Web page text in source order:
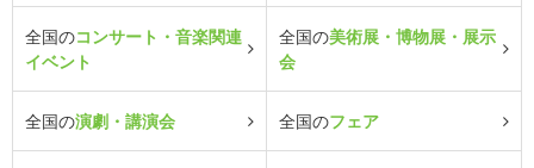
全国のコンサート・音楽関連
イベント
全国の美術展・博物展・展示
会
全国の演劇・講演会 全国のフェア